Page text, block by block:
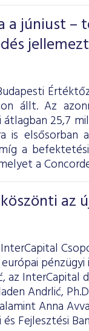
a júniust –
állt. Az
25,7
elsősorban
a
a
az
InterCapital
Andrlić,
Anna
Fejlesztési